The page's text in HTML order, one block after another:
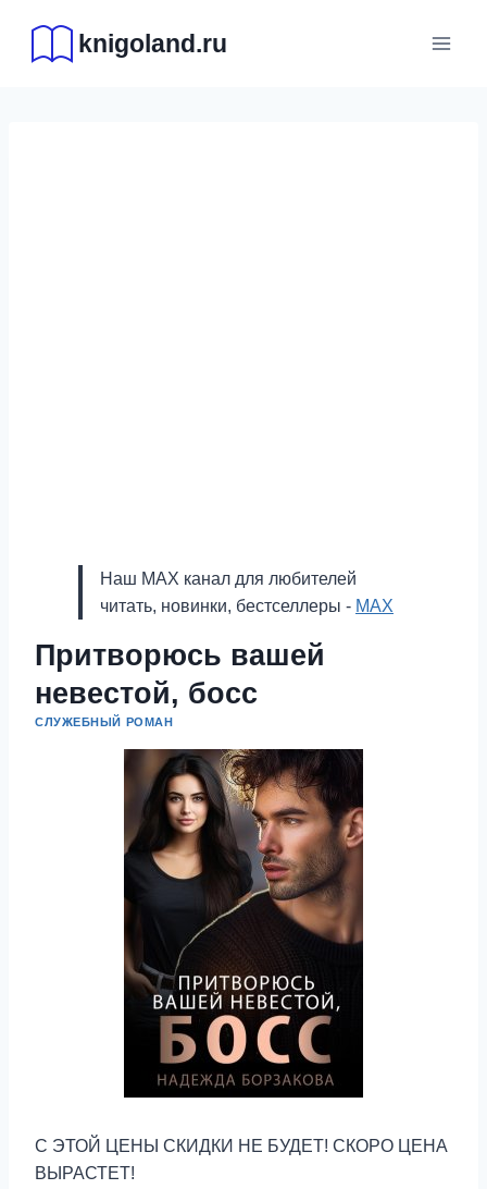
содержимому
knigoland.ru
Наш MAX канал для любителей
читать, новинки, бестселлеры - MAX
Притворюсь вашей
невестой, босс
СЛУЖЕБНЫЙ РОМАН
С ЭТОЙ ЦЕНЫ СКИДКИ НЕ БУДЕТ! СКОРО ЦЕНА
ВЫРАСТЕТ!